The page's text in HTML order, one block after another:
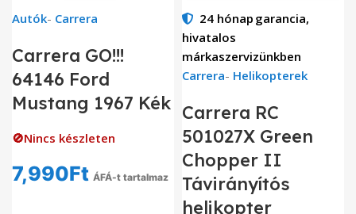
Autók- Carrera
Carrera GO!!!
64146 Ford
Mustang 1967 Kék
🚫Nincs készleten
7,990Ft ÁFÁ-t tartalmaz
24 hónap garancia,
hivatalos
márkaszervizünkben
Carrera- Helikopterek
Carrera RC
501027X Green
Chopper II
Távirányítós
helikopter